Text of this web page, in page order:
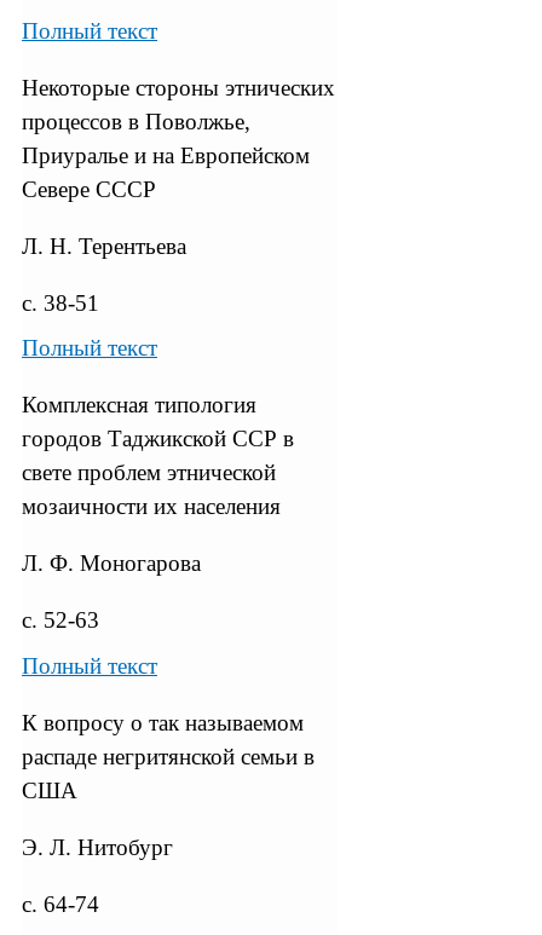
Полный текст
Некоторые стороны этнических
процессов в Поволжье,
Приуралье и на Европейском
Севере СССР
Л. Н. Терентьева
с. 38-51
Полный текст
Комплексная типология
городов Таджикской ССР в
свете проблем этнической
мозаичности их населения
Л. Ф. Моногарова
с. 52-63
Полный текст
К вопросу о так называемом
распаде негритянской семьи в
США
Э. Л. Нитобург
с. 64-74